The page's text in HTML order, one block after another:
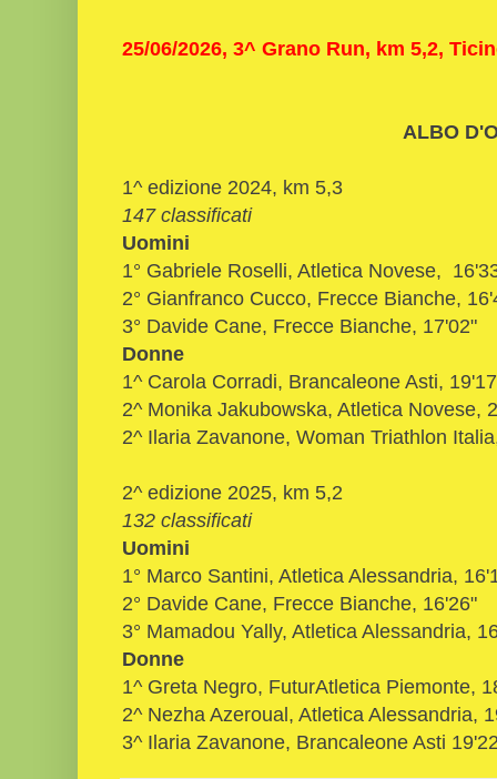
25/06/2026, 3^ Grano Run, km 5,2,
ALBO
1^ edizione 2024, km 5,3
147 classificati
Uomini
1° Gabriele Roselli, Atletica Novese,
2° Gianfranco Cucco, Frecce Bianche,
3° Davide Cane, Frecce Bianche, 17'02"
Donne
1^ Carola Corradi, Brancaleone Asti,
2^ Monika Jakubowska, Atletica Novese,
2^ Ilaria Zavanone, Woman Triathlon
2^ edizione 2025, km 5,2
132 classificati
Uomini
1° Marco Santini, Atletica Alessandria,
2° Davide Cane, Frecce Bianche, 16'26"
3° Mamadou Yally, Atletica Alessandria,
Donne
1^ Greta Negro, FuturAtletica Piemonte,
2^ Nezha Azeroual, Atletica Alessandria,
3^ Ilaria Zavanone, Brancaleone Asti